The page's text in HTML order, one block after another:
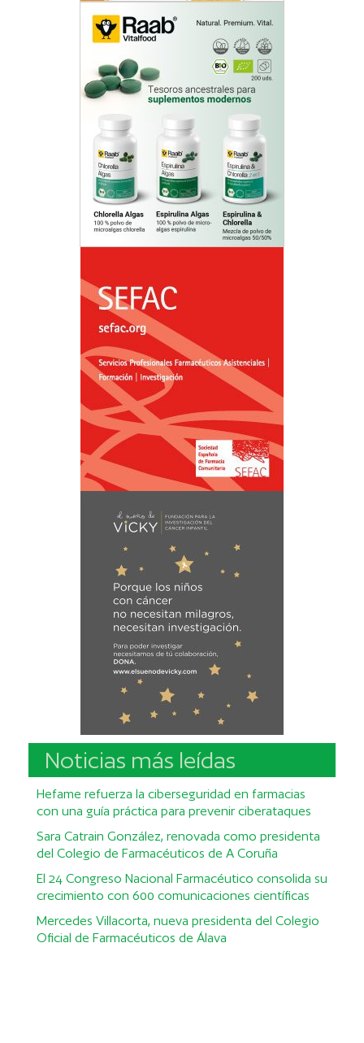
Noticias más leídas
Hefame refuerza la ciberseguridad en farmacias
con una guía práctica para prevenir ciberataques
Sara Catrain González, renovada como presidenta
del Colegio de Farmacéuticos de A Coruña
El 24 Congreso Nacional Farmacéutico consolida su
crecimiento con 600 comunicaciones científicas
Mercedes Villacorta, nueva presidenta del Colegio
Oficial de Farmacéuticos de Álava